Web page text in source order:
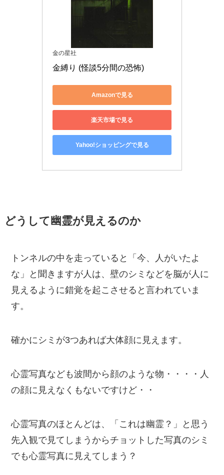
金の星社
金縛り (怪談5分間の恐怖)
Amazonで見る
楽天市場で見る
Yahoo!ショッピングで見る
どうして幽霊が見えるのか
トンネルの中を走っていると「今、人がいたよ
な」と聞きますが人は、壁のシミなどを脳が人に
見えるように錯覚を起こさせると言われていま
す。
確かにシミが3つあれば大体顔に見えます。
心霊写真なども波間から顔のような物・・・・人
の顔に見えなくもないですけど・・
心霊写真のほとんどは、「これは幽霊？」と思う
先入観で見てしまうからチョットした写真のシミ
でも心霊写真に見えてしまう？